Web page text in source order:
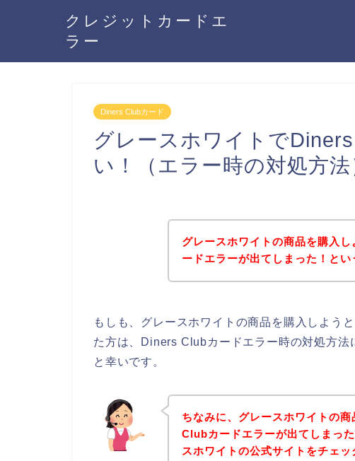
クレジットカードエ
ラー
Diners Clubカード
グレースホワイトで
い！（エラー時の対処方法
グレースホワイトの商品を購入
ードエラーが出てしまった！とい
もしも、グレースホワイトの商品を購入しよう
た方は、Diners Clubカードエラー時の対処方法
と幸いです。
ちなみに、グレースホワイトの
Clubカードエラーが出てしまっ
スホワイトの公式サイトをチェ